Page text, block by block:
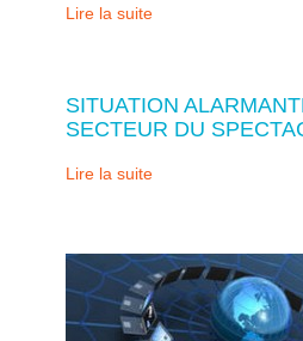
Lire la suite
SITUATION
SECTEUR DU
Lire la suite